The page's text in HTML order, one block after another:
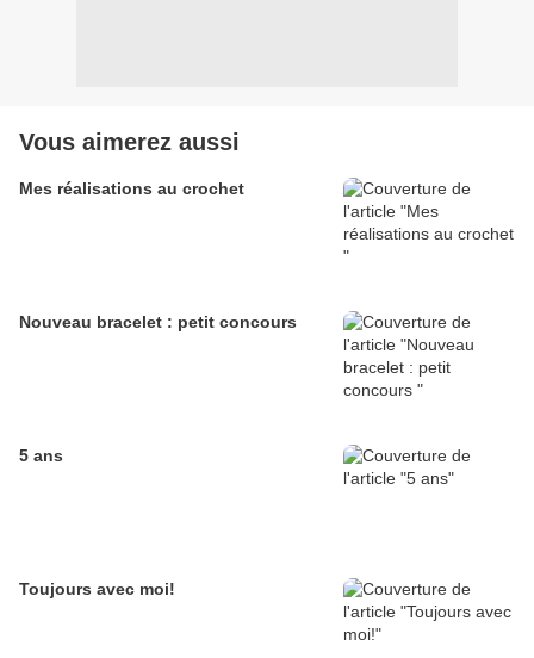
Vous aimerez aussi
Mes réalisations au crochet
Nouveau bracelet : petit concours
5 ans
Toujours avec moi!